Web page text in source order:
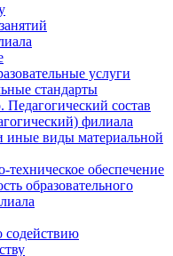
услуги
стандарты
Педагогический состав
филиала
иные виды материальной
техническое обеспечение
образовательного
содействию